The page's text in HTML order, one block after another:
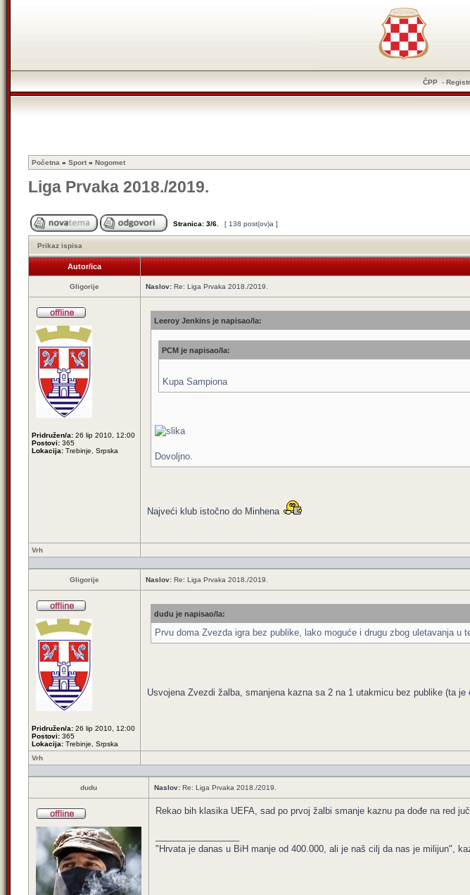
ČPP -
Početna » Sport » Nogomet
Liga Prvaka 2018./2019.
Stranica: 3/6 [ 138 post(ov)a ]
Prikaz ispisa
Autor/ica
Gligorije Naslov: Re: Liga Prvaka 2018./2019.
Pridružen/a: 26 lip 2010, 12:00
Postovi: 365
Lokacija: Trebinje, Srpska
Leeroy Jenkins je napisao/la:
PCM je napisao/la:
Kupa Sampiona
Dovoljno.
Najveći klub istočno do Minhena
Vrh
Gligorije Naslov: Re: Liga Prvaka 2018./2019.
Pridružen/a: 26 lip 2010, 12:00
Postovi: 365
Lokacija: Trebinje, Srpska
dudu je napisao/la:
Prvu doma Zvezda igra bez publike, lako moguće i drugu zbog uletavanja u
Usvojena Zvezdi žalba, smanjena kazna sa 2 na 1 utakmicu bez publike (ta
Vrh
dudu Naslov: Re: Liga Prvaka 2018./2019.
Rekao bih klasika UEFA, sad po prvoj žalbi smanje kaznu pa dođe na red
"Hrvata je danas u BiH manje od 400.000, ali je naš cilj da nas je milijun",